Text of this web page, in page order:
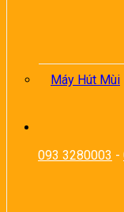
093 3280003 -
Máy Hút Mùi